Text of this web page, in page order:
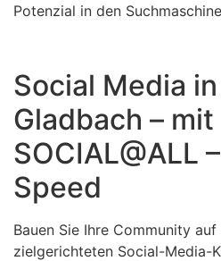
Potenzial in den
Social Media
Gladbach – mit
SOCIAL@ALL
Speed
Bauen Sie Ihre Community
zielgerichteten Social-Media-